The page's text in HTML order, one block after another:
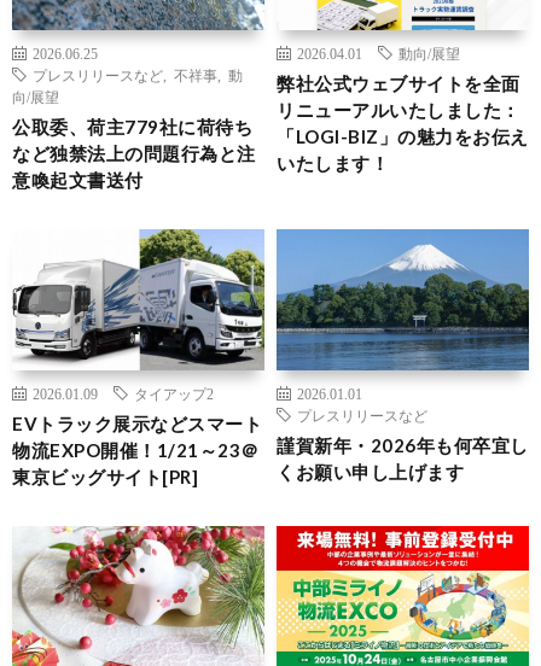
2026.06.25
プレスリリースなど
不祥事
動
向/展望
公取委、荷主779社に荷待ち
など独禁法上の問題行為と注
意喚起文書送付
2026.04.01 動向/展望
弊社公式ウェブサイトを全面
リニューアルいたしました：
「LOGI-BIZ」の魅力をお伝え
いたします！
2026.01.09 タイアップ2
EVトラック展示などスマート
物流EXPO開催！1/21～23＠
東京ビッグサイト[PR]
2026.01.01
プレスリリースなど
謹賀新年・2026年も何卒宜し
くお願い申し上げます